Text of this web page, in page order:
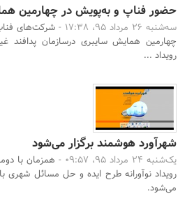
حضور فناپ و به‌پویش در چهارمین
سه‌شنبه 26 مرداد 95، 17:38 -
شرکت‌های
چهارمین همایش سایبری درسازمان پدافند
رویداد ...
شهرآورد هوشمند برگزار می‌شود
یک‌شنبه 24 مرداد 95، 09:57 -
همزمان با
رویداد نوآورانه طرح ایده و حل مسائل شهری
می‌شود.